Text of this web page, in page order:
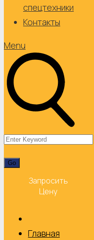
спецтехники
Контакты
Menu
Запросить
Цену
Главная